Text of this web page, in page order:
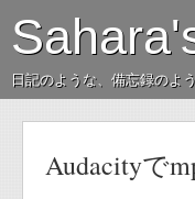
日記のような、備忘録のよ
Audacityで